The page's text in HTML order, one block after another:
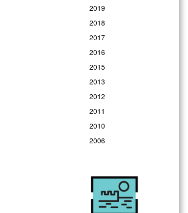
2019
2018
2017
2016
2015
2013
2012
2011
2010
2006